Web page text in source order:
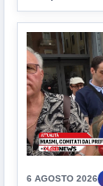
6 AGOSTO 2026